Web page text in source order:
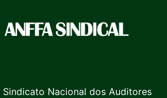
Sindicato Nacional dos Auditores